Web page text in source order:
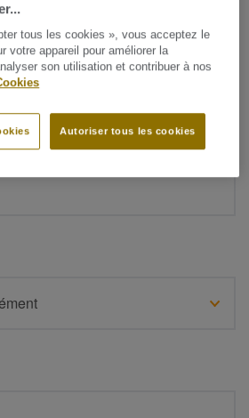
tous les cookies », vous acceptez le
votre appareil pour améliorer la
son utilisation et contribuer à nos
Autoriser tous les cookies